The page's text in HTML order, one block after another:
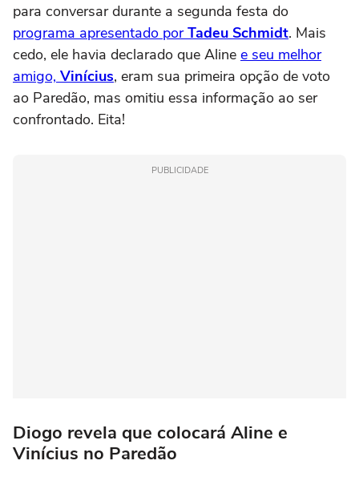
para conversar durante a segunda festa do
programa apresentado porTadeu Schmidt. Mais
cedo, ele havia declarado que Aline e seu melhor
amigo, Vinícius, eram sua primeira opção de voto
ao Paredão, mas omitiu essa informação ao ser
confrontado. Eita!
PUBLICIDADE
Diogo revela que colocará Aline e
Vinícius no Paredão